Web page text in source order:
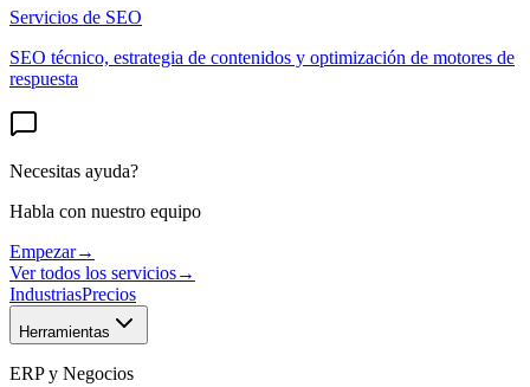
Servicios de SEO
SEO técnico, estrategia de contenidos y optimización de motores de
respuesta
Necesitas ayuda?
Habla con nuestro equipo
Empezar→
Ver todos los servicios→
IndustriasPrecios
Herramientas
ERP y Negocios